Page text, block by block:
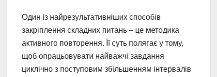
Один із найрезультативніших способів
закріплення складних питань – це методика
активного повторення. Її суть полягає у тому,
щоб опрацьовувати найважчі завдання
циклічно з поступовим збільшенням інтервалів